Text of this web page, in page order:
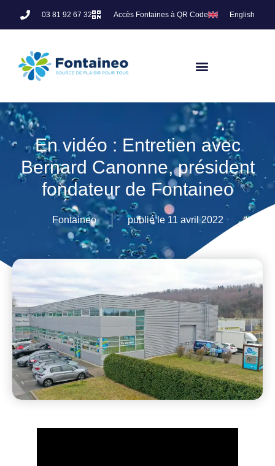
03 81 92 67 32 Accès Fontaines à QR Code English
En vidéo : Entretien avec
Bernard Canonne, président
fondateur de Fontaineo
Fontaineo publié le 11 avril 2022